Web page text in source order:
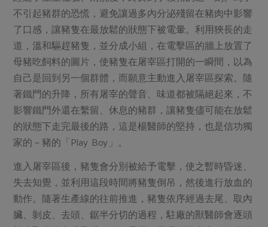
不引起豬群的恐慌，避免讓過多內分泌殘留在豬肉中影響
了口感，讓豬隻在最放鬆的狀態下被電暈。利用狹長的走
道，溫和驅趕豬隻，並分成小組，在電擊區的牆上放置了
母豬吃飼料的圖片，使豬隻在屠宰區打開的一瞬間，以為
自己是回到另一個群體，而願意主動進入屠宰區探索。隨
著鐵門的升降，所有屠宰的聲音、味道都被隔絕起來，不
影響鐵門外還在繫留、休息的豬群，讓豬隻儘可能在放鬆
的狀態下走完最後的路，這是楊醫師的堅持，也是信功獨
家的－豬的「Play Boy」。
進入屠宰區後，豬隻會分別被給予電擊，使之暫時昏迷、
失去知覺，並利用這段時間將豬隻倒吊，然後進行放血的
動作。隨著生產線的往前推進，豬隻依序經過去尾、取內
臟、剝皮、去頭、鋸半分切的過程，駐廠的獸醫師會逐頭